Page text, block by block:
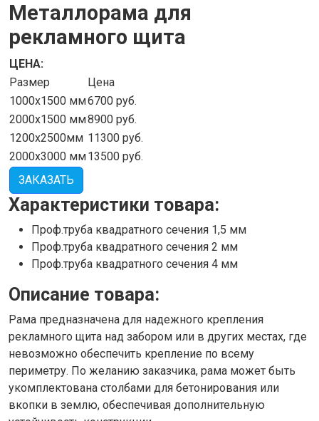
Металлорама для
рекламного щита
ЦЕНА:
Размер
Цена
1000х1500 мм6700 руб.
2000х1500 мм8900 руб.
1200х2500мм 11300 руб.
2000х3000 мм13500 руб.
ЗАКАЗАТЬ
Характеристики товара:
Проф.труба квадратного сечения 1,5 мм
Проф.труба квадратного сечения 2 мм
Проф.труба квадратного сечения 4 мм
Описание товара:
Рама предназначена для надежного крепления
рекламного щита над забором или в других местах, где
невозможно обеспечить крепление по всему
периметру. По желанию заказчика, рама может быть
укомплектована столбами для бетонирования или
вкопки в землю, обеспечивая дополнительную